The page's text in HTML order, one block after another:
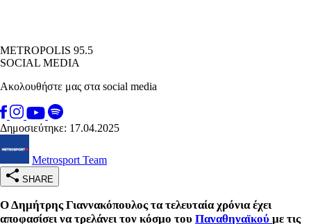
METROPOLIS 95.5
SOCIAL MEDIA
Ακολουθήστε μας στα social media
Δημοσιεύτηκε: 17.04.2025
Metrosport Team
SHARE
Ο Δημήτρης Γιαννακόπουλος τα τελευταία χρόνια έχει
αποφασίσει να τρελάνει τον κόσμο του Παναθηναϊκού με τις